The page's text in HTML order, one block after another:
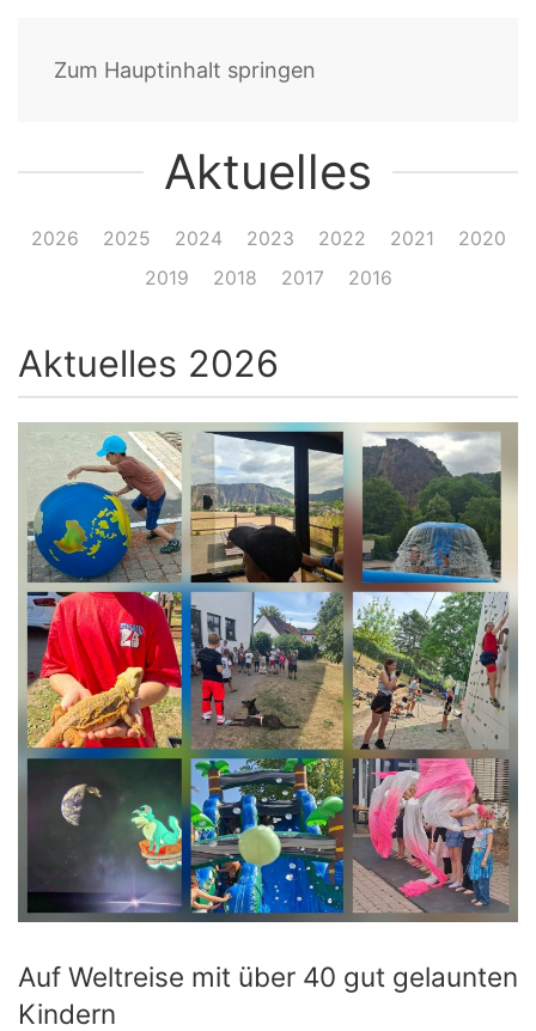
Zum Hauptinhalt springen
Aktuelles
2026 2025 2024 2023 2022 2021
2020
2019
2018 2017 2016
Aktuelles 2026
Auf Weltreise mit über 40 gut gelaunten
Kindern